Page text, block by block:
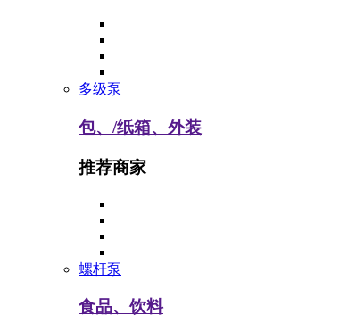
多级泵
包、/纸箱、外装
推荐商家
螺杆泵
食品、饮料